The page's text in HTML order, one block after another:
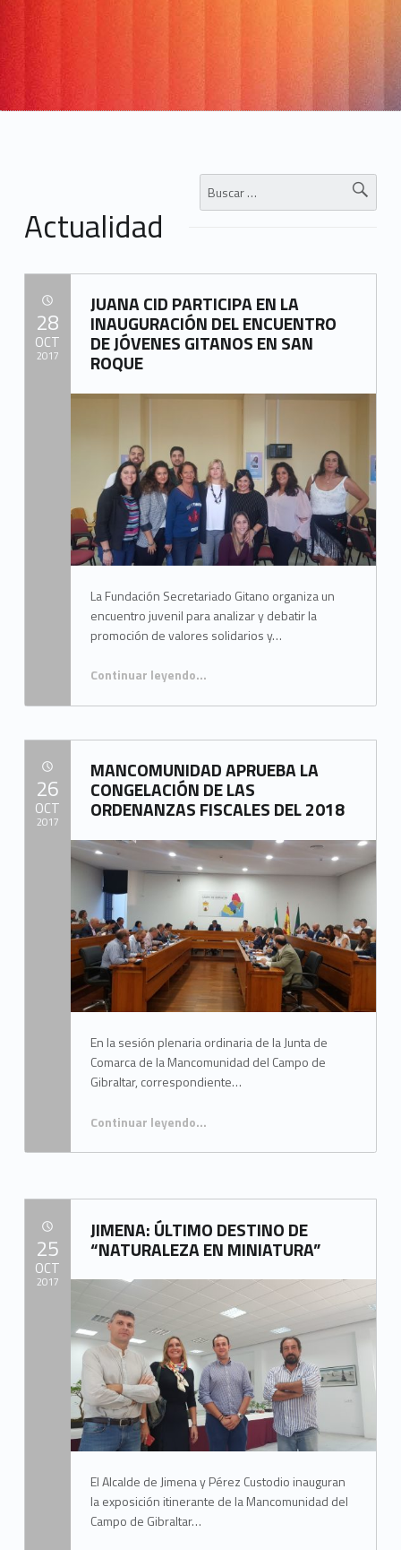
n
a
2
)
Buscar:
Actualidad
JUANA CID PARTICIPA EN LA
INAUGURACIÓN DEL ENCUENTRO
DE JÓVENES GITANOS EN SAN
ROQUE
La Fundación Secretariado Gitano organiza un
encuentro juvenil para analizar y debatir la
promoción de valores solidarios y…
Continuar leyendo…
POSTED ON:28
OCT
2017
MANCOMUNIDAD APRUEBA LA
CONGELACIÓN DE LAS
ORDENANZAS FISCALES DEL 2018
En la sesión plenaria ordinaria de la Junta de
Comarca de la Mancomunidad del Campo de
Gibraltar, correspondiente…
Continuar leyendo…
POSTED ON:26
OCT
2017
JIMENA: ÚLTIMO DESTINO DE
“NATURALEZA EN MINIATURA”
El Alcalde de Jimena y Pérez Custodio inauguran
la exposición itinerante de la Mancomunidad del
Campo de Gibraltar…
25
OCT
2017